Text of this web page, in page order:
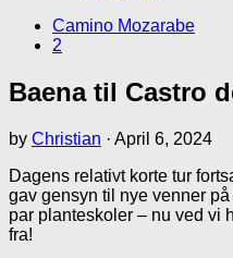
Camino Mozarabe
2
Baena til Castro
by Christian · April 6, 2024
Dagens relativt korte tur
gav gensyn til nye venner
par planteskoler – nu ved vi
fra!